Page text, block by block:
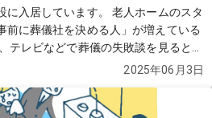
います。 老人ホームのスタ
前に葬儀社を決める人」が増えている
方がいいのかな？と思って、色々調べ
けませんでしょうか？
2025年06月3日